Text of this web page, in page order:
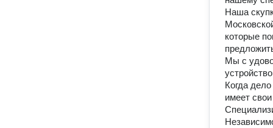
Наша
которые
Мы с
Когда
имеет